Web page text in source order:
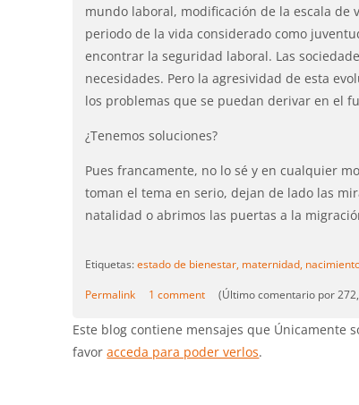
mundo laboral, modificación de la escala
periodo de la vida considerado como
encontrar la seguridad laboral. Las
necesidades. Pero la agresividad de esta
los problemas que se puedan derivar en el
¿Tenemos soluciones?
Pues francamente, no lo sé y en cualquier
toman el tema en serio, dejan de lado las
natalidad o abrimos las puertas a la
Etiquetas:estado de bienestar, maternidad,
Permalink 1 comment (Último comentario por
Este blog contiene mensajes que Únicamente
favoracceda para poder verlos.